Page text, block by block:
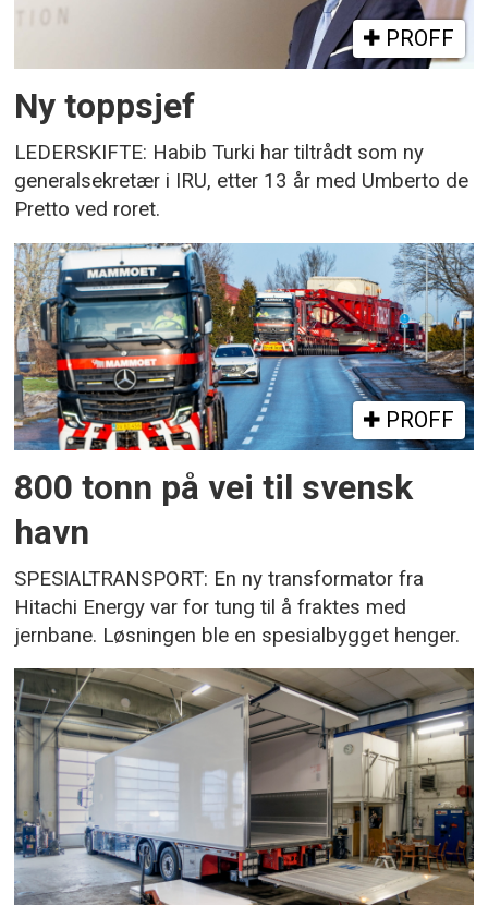
PROFF
Ny toppsjef
LEDERSKIFTE: Habib Turki har tiltrådt som ny
generalsekretær i IRU, etter 13 år med Umberto de
Pretto ved roret.
PROFF
800 tonn på vei til svensk
havn
SPESIALTRANSPORT: En ny transformator fra
Hitachi Energy var for tung til å fraktes med
jernbane. Løsningen ble en spesialbygget henger.